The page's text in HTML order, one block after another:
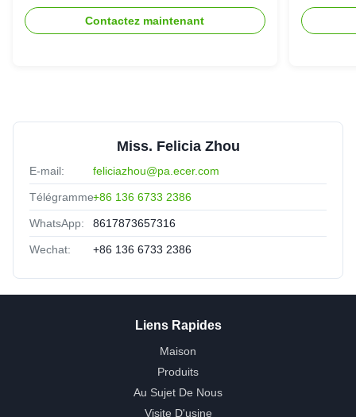
Contactez maintenant
Miss. Felicia Zhou
E-mail: feliciazhou@pa.ecer.com
Télégramme:+86 136 6733 2386
WhatsApp: 8617873657316
Wechat: +86 136 6733 2386
Liens Rapides
Maison
Produits
Au Sujet De Nous
Visite D'usine